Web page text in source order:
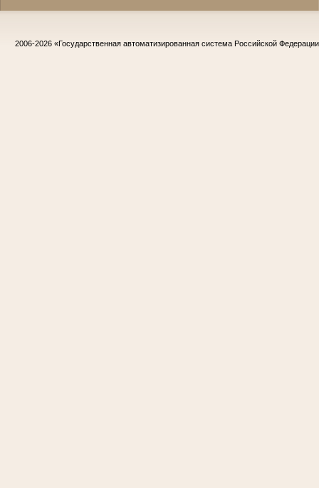
2006-2026 «Государственная автоматизированная система Российской